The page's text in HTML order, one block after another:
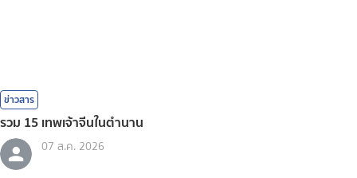
ข่าวสาร
รวม 15 เทพเจ้าจีนในตำนาน
07 ส.ค. 2026